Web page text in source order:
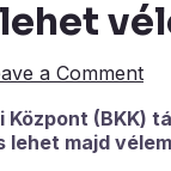
a Comment
Központ (BKK)
lehet majd